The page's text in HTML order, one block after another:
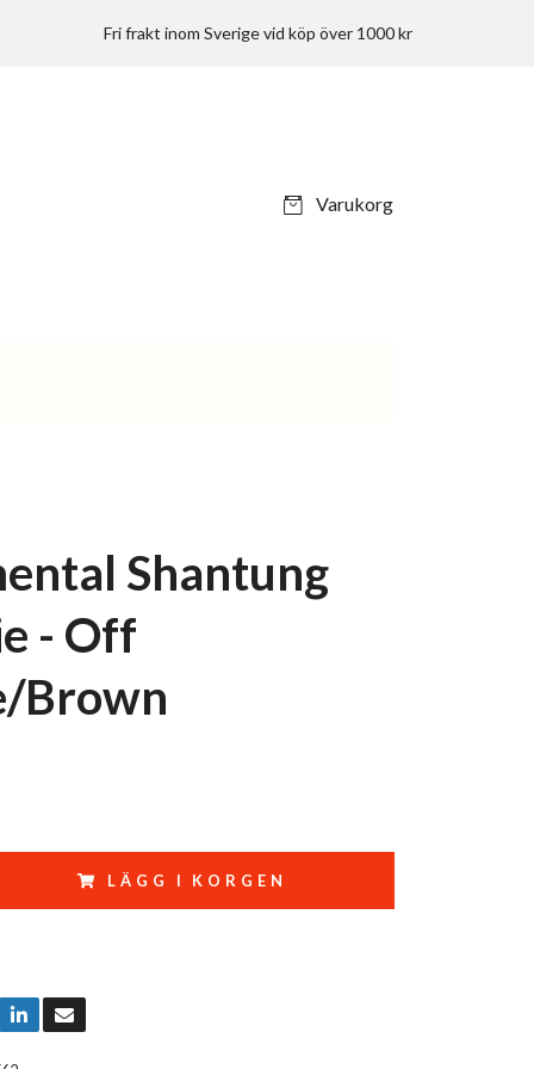
Fri frakt inom Sverige vid köp över 1000 kr
Varukorg
Shantung
- Off
Brown
LÄGG I KORGEN